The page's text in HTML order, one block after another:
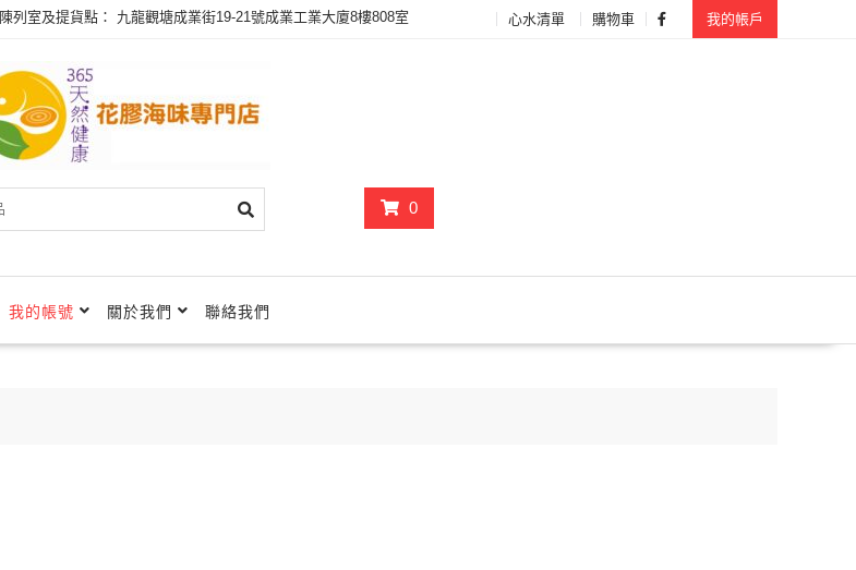
陳列室及提貨點： 九龍觀塘成業街19-21號成業工業大廈8樓808室 心水清單 購物車 我的帳戶
0
我的帳號 關於我們 聯絡我們